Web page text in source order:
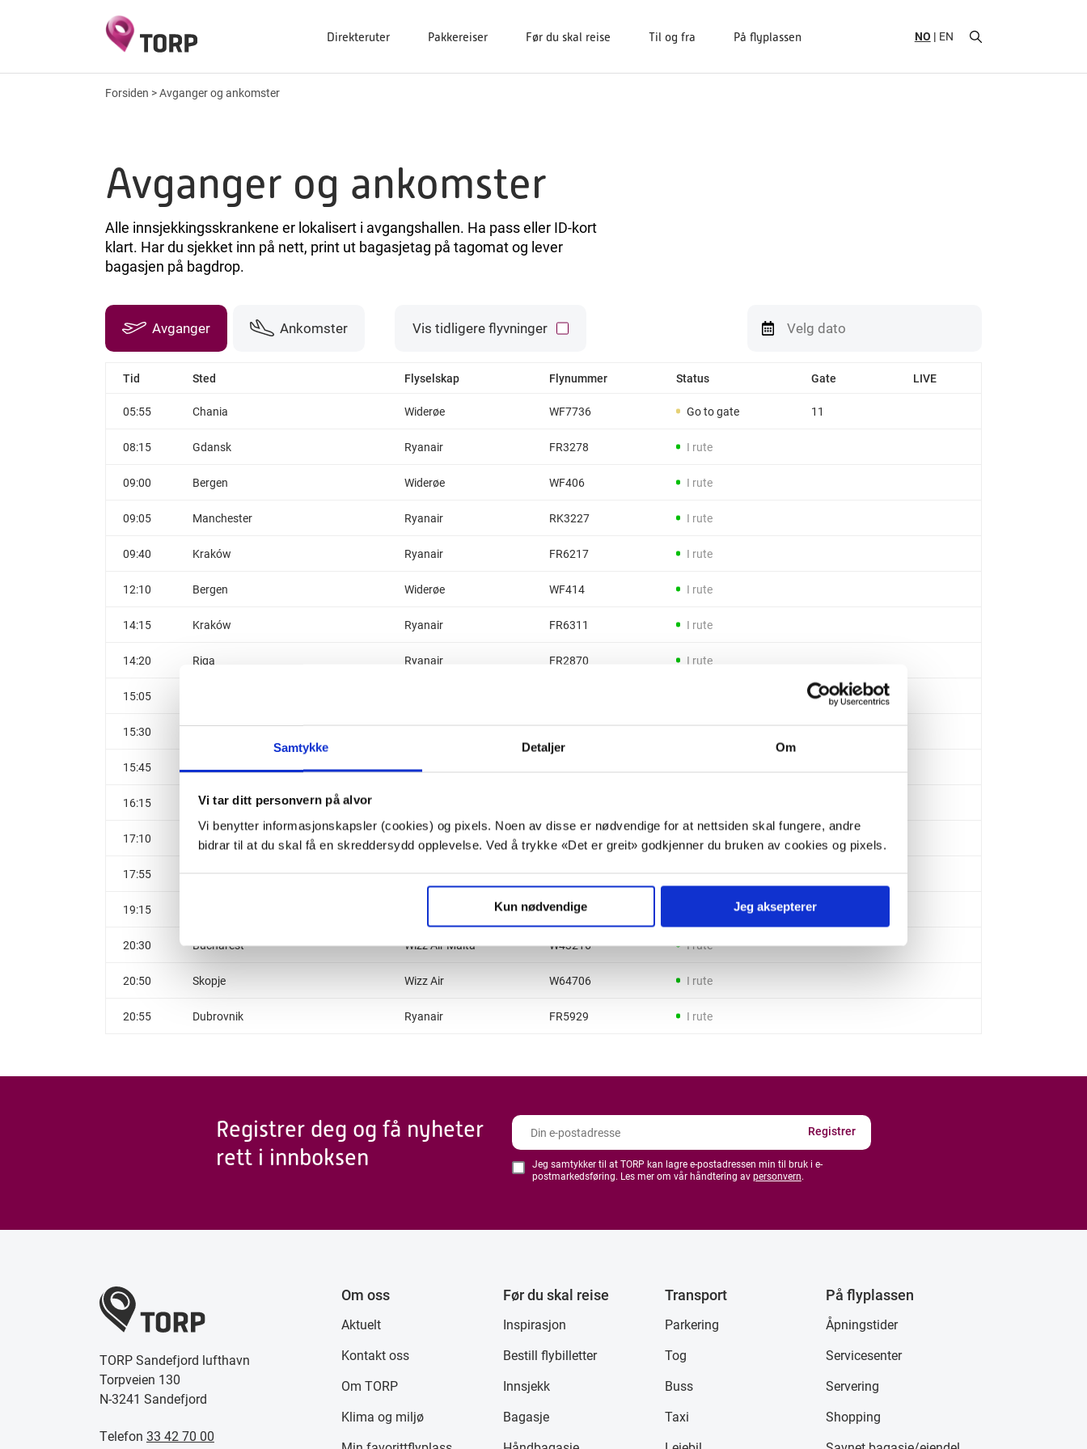
Samtykke Detaljer Om
Vi tar ditt personvern på alvor
Vi benytter informasjonskapsler (cookies) og pixels. Noen av disse er nødvendige for at nettsiden skal fungere, andre
bidrar til at du skal få en skreddersydd opplevelse. Ved å trykke «Det er greit» godkjenner du bruken av cookies og pixels.
Kun nødvendige Jeg aksepterer
Direkteruter Pakkereiser Før du skal reise Til og fra På flyplassen NO EN
Forsiden >Avganger og ankomster
Avganger og ankomster
Alle innsjekkingsskrankene er lokalisert i avgangshallen. Ha pass eller ID-kort
klart. Har du sjekket inn på nett, print ut bagasjetag på tagomat og lever
bagasjen på bagdrop.
Avganger Ankomster Vis tidligere flyvninger
Tid Sted Flyselskap Flynummer Status Gate LIVE
05:55 Chania Widerøe WF7736 Go to gate 11
08:15 Gdansk Ryanair FR3278 I rute
09:00 Bergen Widerøe WF406 I rute
09:05 Manchester Ryanair RK3227 I rute
09:40 Kraków Ryanair FR6217 I rute
12:10 Bergen Widerøe WF414 I rute
14:15 Kraków Ryanair FR6311 I rute
14:20 Riga Ryanair FR2870 I rute
15:05
15:30 Bergen
15:45 Bergamo Ryanair
16:15 Nice
17:10 København SAS SK1397
17:55
19:15 FR9734
20:30 Bucharest Wizz Air Malta W43216 I rute
20:50 Skopje Wizz Air W64706 I rute
20:55 Dubrovnik Ryanair FR5929 I rute
Registrer deg og få nyheter
rett i innboksen
Jeg samtykker til at TORP kan lagre e-postadressen min til bruk i e-
postmarkedsføring. Les mer om vår håndtering avpersonvern.
TORP Sandefjord lufthavn
Torpveien 130
N-3241 Sandefjord
Telefon 33 42 70 00
Om oss
Aktuelt
Kontakt oss
Om TORP
Klima og miljø
Før du skal reise
Inspirasjon
Bestill flybilletter
Innsjekk
Bagasje
Transport
Parkering
Tog
Buss
Taxi
På flyplassen
Åpningstider
Servicesenter
Servering
Shopping